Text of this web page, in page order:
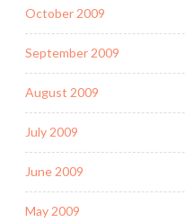
October 2009
September 2009
August 2009
July 2009
June 2009
May 2009